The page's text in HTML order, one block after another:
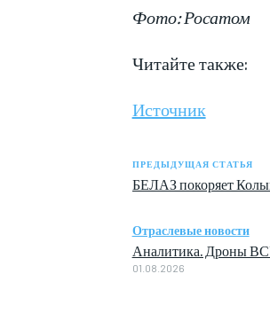
Фото: Росатом
Читайте также:
Источник
ПРЕДЫДУЩАЯ СТАТЬЯ
БЕЛАЗ покоряет
Отраслевые новости
Аналитика. Дроны
01.08.2026